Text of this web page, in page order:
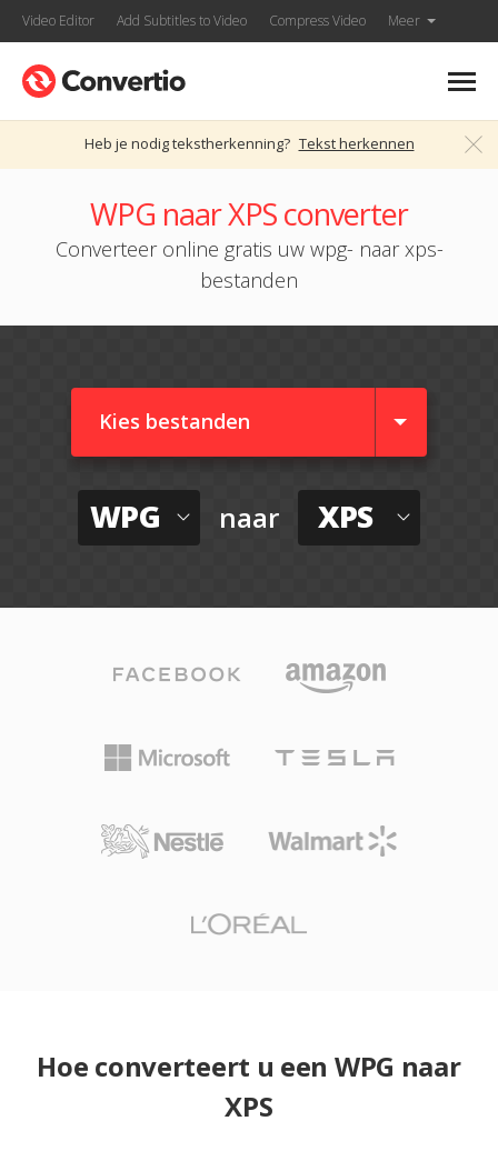
Video Editor Add Subtitles to Video Compress Video Meer
Heb je nodig tekstherkenning? Tekst herkennen
WPG naar XPS converter
Converteer online gratis uw wpg- naar xps-
bestanden
Kies bestanden
WPG naar XPS
Hoe converteert u een WPG naar
XPS